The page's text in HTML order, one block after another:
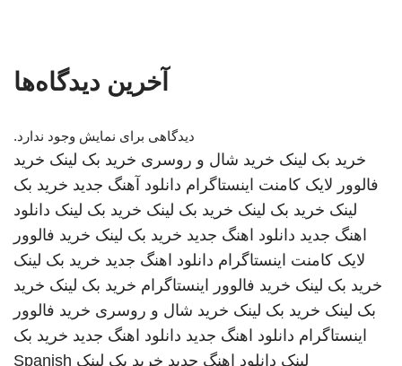
آخرین دیدگاه‌ها
دیدگاهی برای نمایش وجود ندارد.
خرید بک لینک خرید شال و روسری خرید بک لینک خرید
فالوور لایک کامنت اینستاگرام دانلود آهنگ جدید خرید بک
لینک خرید بک لینک خرید بک لینک خرید بک لینک دانلود
اهنگ جدید دانلود اهنگ جدید خرید بک لینک خرید فالوور
لایک کامنت اینستاگرام دانلود اهنگ جدید خرید بک لینک
خرید بک لینک خرید فالوور اینستاگرام خرید بک لینک خرید
بک لینک خرید بک لینک خرید شال و روسری خرید فالوور
اینستاگرام دانلود اهنگ جدید دانلود اهنگ جدید خرید بک
لینک دانلود اهنگ جدید خرید بک لینک Spanish